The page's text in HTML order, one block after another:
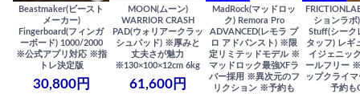
Beastmaker(ビースト
メーカー)
Fingerboard(フィンガ
ーボード) 1000/2000
※公式アプリ対応 ※指
トレ決定版
30,800円
MOON(ムーン)
WARRIOR CRASH
PAD(ウォリアークラッ
シュパッド) ※厚みと
丈夫さが魅力
※130×100×12cm 6kg
61,600円
MadRock(マッドロッ
ク) Remora Pro
ADVANCED(レモラ プ
ロ アドバンスト) ※限
定リミテッドモデル ※
マッドロック最強XFラ
バー採用 ※異次元のフ
リクション ※予約も
ションラボ
Stuff(シーク
タッフ) レギ
イジェニッ
ールフリー
ップクライ
予約も